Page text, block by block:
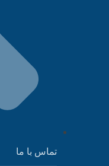
تماس با ما